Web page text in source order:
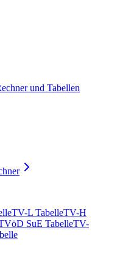
und Tabellen
TV-L TabelleTV-H
SuE TabelleTV-